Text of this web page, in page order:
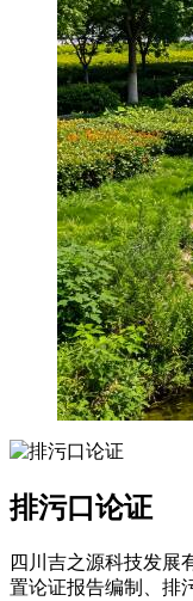
排污口论证
四川吉之源科技发展
置论证报告编制、排